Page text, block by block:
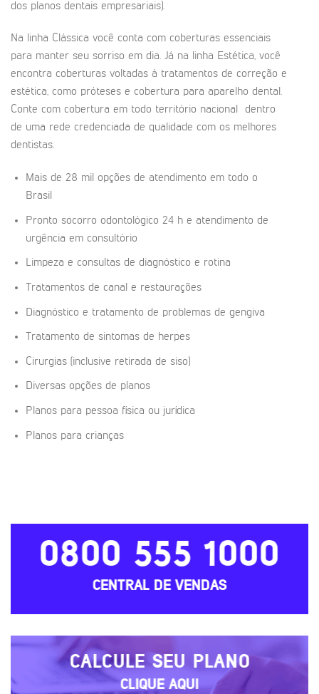
dos planos dentais empresariais).
Na linha Clássica você conta com coberturas essenciais
para manter seu sorriso em dia. Já na linha Estética, você
encontra coberturas voltadas à tratamentos de correção e
estética, como próteses e cobertura para aparelho dental.
Conte com cobertura em todo território nacional dentro
de uma rede credenciada de qualidade com os melhores
dentistas.
Mais de 28 mil opções de atendimento em todo o
Brasil
Pronto socorro odontológico 24 h e atendimento de
urgência em consultório
Limpeza e consultas de diagnóstico e rotina
Tratamentos de canal e restaurações
Diagnóstico e tratamento de problemas de gengiva
Tratamento de sintomas de herpes
Cirurgias (inclusive retirada de siso)
Diversas opções de planos
Planos para pessoa física ou jurídica
Planos para crianças
0800 555 1000
CENTRAL DE VENDAS
CALCULE SEU PLANO
CLIQUE AQUI